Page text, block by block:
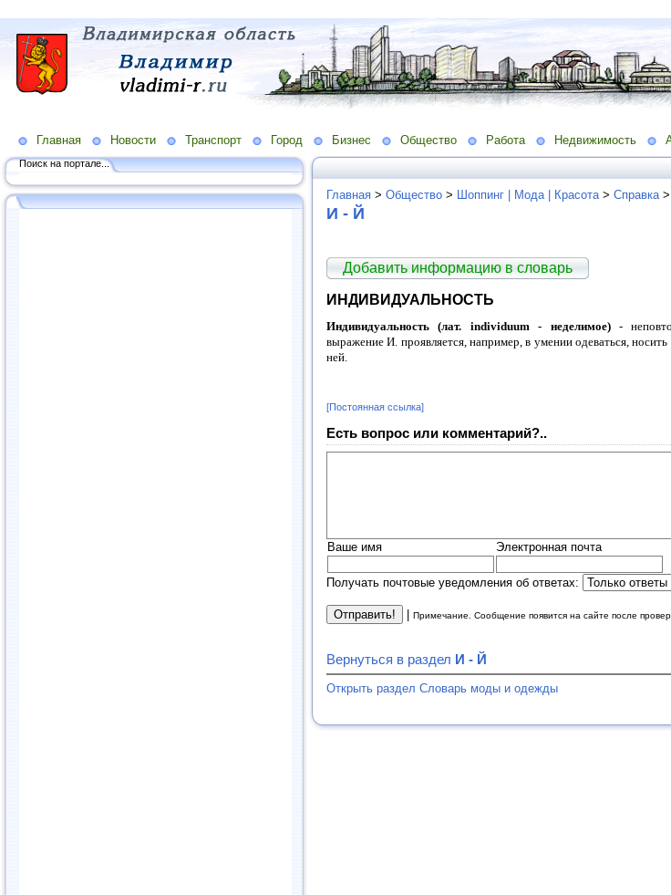
Главная Новости Транспорт Город Бизнес Общество Работа Недвижимость
Поиск на портале...
Главная > Общество > Шоппинг | Мода | Красота > Справка >
И - Й
Добавить информацию в словарь
ИНДИВИДУАЛЬНОСТЬ
Индивидуальность (лат. individuum - неделимое)-
выражение И. проявляется, например, в умении одеваться,
ней.
[Постоянная ссылка]
Есть вопрос или комментарий?..
Ваше имя Электронная почта
Получать почтовые уведомления об ответах:
Примечание. Сообщение появится на сайте после
Вернуться в раздел И - Й
Открыть раздел Словарь моды и одежды